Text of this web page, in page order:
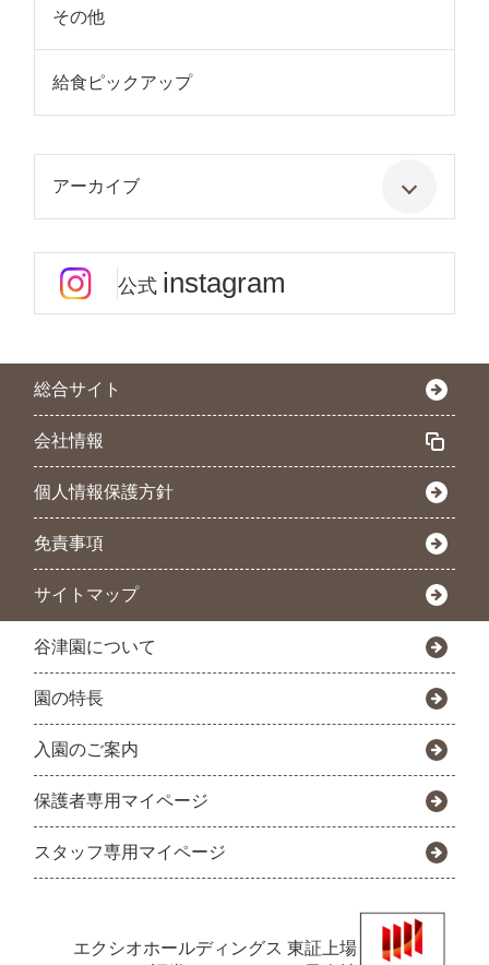
その他
給食ピックアップ
アーカイブ
公式 instagram
総合サイト
会社情報
個人情報保護方針
免責事項
サイトマップ
谷津園について
園の特長
入園のご案内
保護者専用マイページ
スタッフ専用マイページ
エクシオホールディングス 東証上場